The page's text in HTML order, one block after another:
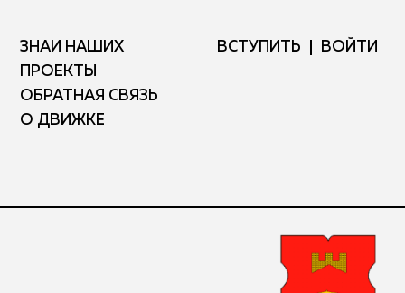
ЗНАЙ НАШИХ
ПРОЕКТЫ
ОБРАТНАЯ СВЯЗЬ
О ДВИЖКЕ
ВСТУПИТЬ ВОЙТИ